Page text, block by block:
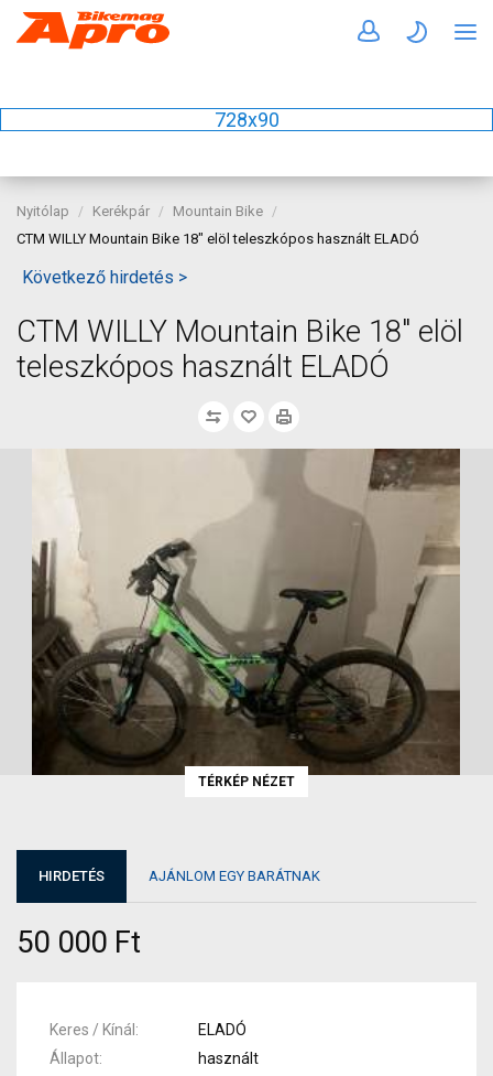
728x90
Nyitólap Kerékpár
Mountain Bike
CTM WILLY Mountain Bike 18" elöl teleszkópos használt ELADÓ
Következő hirdetés >
CTM WILLY Mountain Bike 18" elöl
teleszkópos használt ELADÓ
TÉRKÉP NÉZET
HIRDETÉS AJÁNLOM EGY BARÁTNAK
50 000 Ft
Keres / Kínál
ELADÓ
Állapot
használt